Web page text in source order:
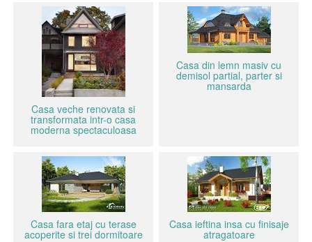
Casa veche renovata si
transformata intr-o casa
moderna spectaculoasa
Casa din lemn masiv cu
demisol partial, parter si
mansarda
Casa fara etaj cu terase
acoperite si trei dormitoare
Casa ieftina insa cu finisaje
atragatoare